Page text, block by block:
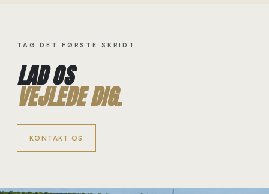
TAG DET FØRSTE SKRIDT
LAD OS
VEJLEDE DIG.
KONTAKT OS